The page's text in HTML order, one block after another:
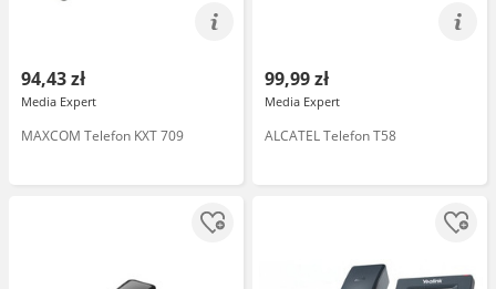
94,43 zł
Media Expert
MAXCOM Telefon KXT 709
99,99 zł
Media Expert
ALCATEL Telefon T58